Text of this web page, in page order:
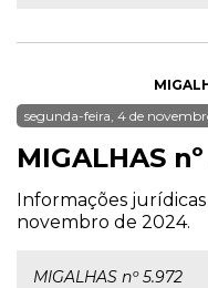
segunda-feira, 4 de
MIGALHAS
Informações
novembro de 2024.
MIGALHAS nº 5.972